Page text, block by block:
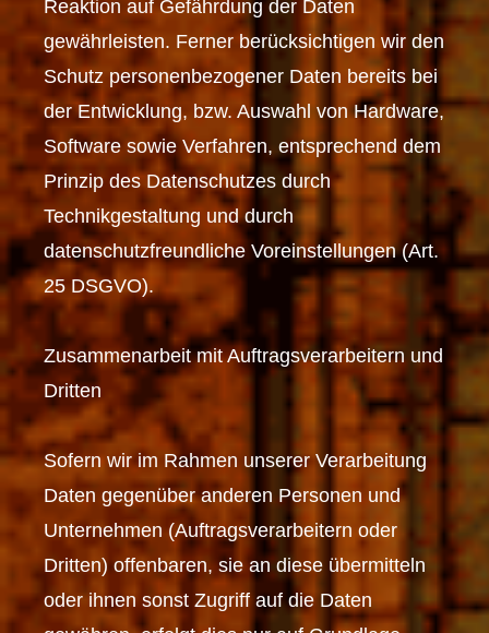
Reaktion auf Gefährdung der Daten
gewährleisten. Ferner berücksichtigen wir den
Schutz personenbezogener Daten bereits bei
der Entwicklung, bzw. Auswahl von Hardware,
Software sowie Verfahren, entsprechend dem
Prinzip des Datenschutzes durch
Technikgestaltung und durch
datenschutzfreundliche Voreinstellungen (Art.
25 DSGVO).
Zusammenarbeit mit Auftragsverarbeitern und
Dritten
Sofern wir im Rahmen unserer Verarbeitung
Daten gegenüber anderen Personen und
Unternehmen (Auftragsverarbeitern oder
Dritten) offenbaren, sie an diese übermitteln
oder ihnen sonst Zugriff auf die Daten